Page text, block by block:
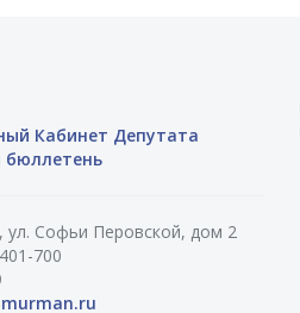
Кабинет Депутата
ул. Софьи Перовской, дом 2
700